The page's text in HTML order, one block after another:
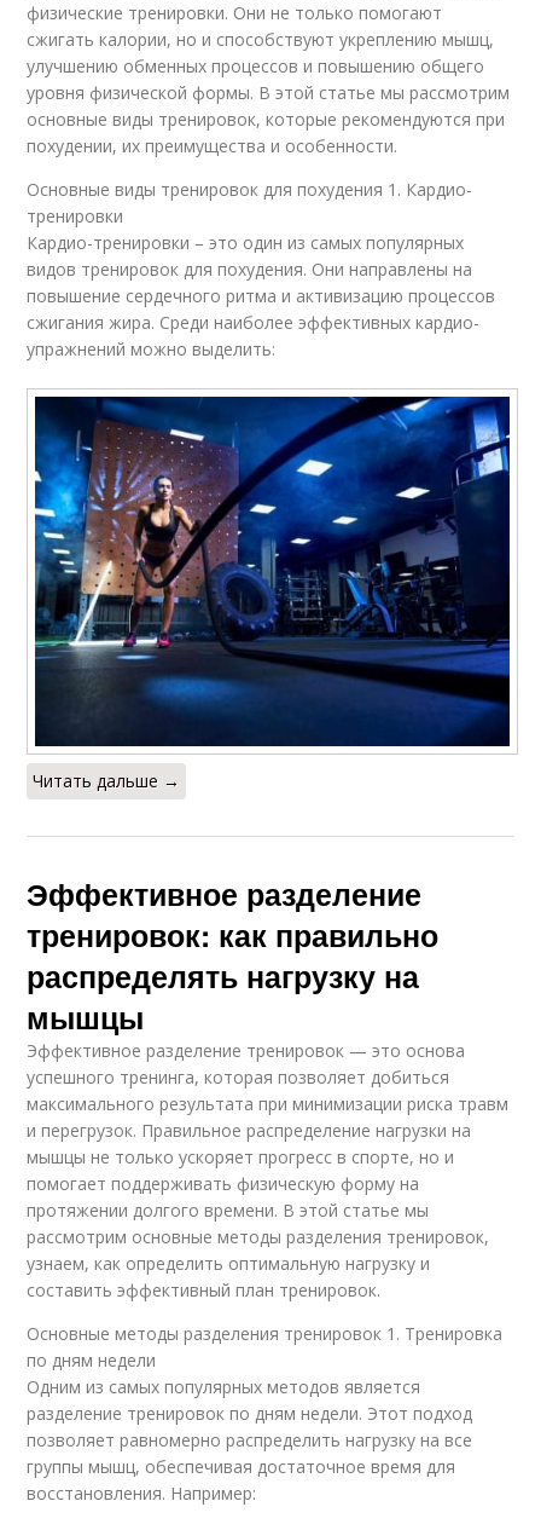
физические тренировки. Они не только помогают
сжигать калории, но и способствуют укреплению мышц,
улучшению обменных процессов и повышению общего
уровня физической формы. В этой статье мы рассмотрим
основные виды тренировок, которые рекомендуются при
похудении, их преимущества и особенности.
Основные виды тренировок для похудения 1. Кардио-
тренировки
Кардио-тренировки – это один из самых популярных
видов тренировок для похудения. Они направлены на
повышение сердечного ритма и активизацию процессов
сжигания жира. Среди наиболее эффективных кардио-
упражнений можно выделить:
Читать дальше →
Эффективное разделение
тренировок: как правильно
распределять нагрузку на
мышцы
Эффективное разделение тренировок — это основа
успешного тренинга, которая позволяет добиться
максимального результата при минимизации риска травм
и перегрузок. Правильное распределение нагрузки на
мышцы не только ускоряет прогресс в спорте, но и
помогает поддерживать физическую форму на
протяжении долгого времени. В этой статье мы
рассмотрим основные методы разделения тренировок,
узнаем, как определить оптимальную нагрузку и
составить эффективный план тренировок.
Основные методы разделения тренировок 1. Тренировка
по дням недели
Одним из самых популярных методов является
разделение тренировок по дням недели. Этот подход
позволяет равномерно распределить нагрузку на все
группы мышц, обеспечивая достаточное время для
восстановления. Например: